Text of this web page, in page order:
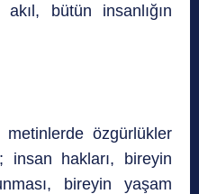
bütün insanlığın
özgürlükler
insan hakları, bireyin
bireyin yaşam